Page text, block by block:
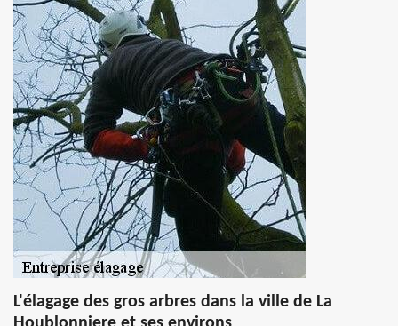
L'élagage des gros arbres dans la ville de La